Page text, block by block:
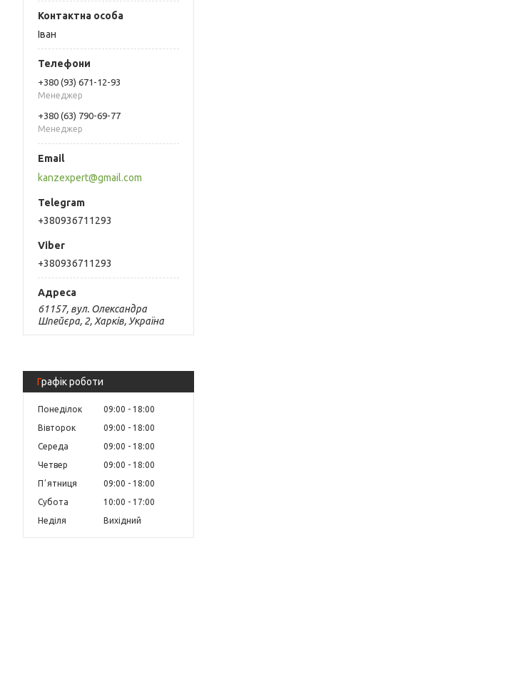
Іван
+380 (93) 671-12-93
Менеджер
+380 (63) 790-69-77
Менеджер
kanzexpert@gmail.com
+380936711293
+380936711293
61157, вул. Олександра
Шпейєра, 2, Харків, Україна
Графік роботи
Понеділок 09:00
18:00
Вівторок
09:00
18:00
Середа
09:00
18:00
Четвер
09:00
18:00
Пʼятниця
09:00
18:00
Субота
10:00
17:00
Неділя
Вихідний